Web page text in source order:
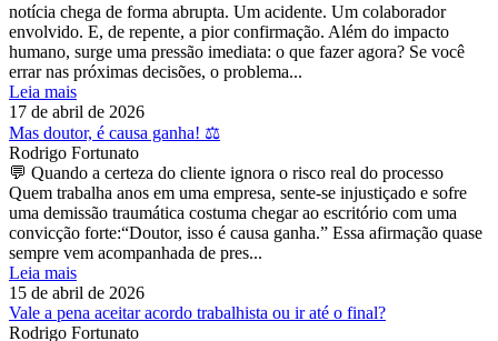
notícia chega de forma abrupta. Um acidente. Um colaborador
envolvido. E, de repente, a pior confirmação. Além do impacto
humano, surge uma pressão imediata: o que fazer agora? Se você
errar nas próximas decisões, o problema...
Leia mais
17 de abril de 2026
Mas doutor, é causa ganha! ⚖️
Rodrigo Fortunato
💬 Quando a certeza do cliente ignora o risco real do processo
Quem trabalha anos em uma empresa, sente-se injustiçado e sofre
uma demissão traumática costuma chegar ao escritório com uma
convicção forte:“Doutor, isso é causa ganha.” Essa afirmação quase
sempre vem acompanhada de pres...
Leia mais
15 de abril de 2026
Vale a pena aceitar acordo trabalhista ou ir até o final?
Rodrigo Fortunato